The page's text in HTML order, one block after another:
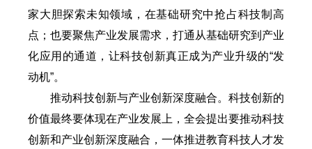
家大胆探索未知领域，在基础研究中抢占科技制高
点；也要聚焦产业发展需求，打通从基础研究到产业
化应用的通道，让科技创新真正成为产业升级的“发
动机”。
推动科技创新与产业创新深度融合。科技创新的
价值最终要体现在产业发展上，全会提出要推动科技
创新和产业创新深度融合，一体推进教育科技人才发